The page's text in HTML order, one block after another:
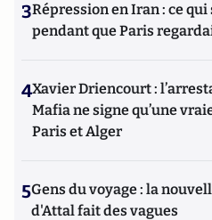
3Répression en Iran : ce
pendant que Paris
4Xavier Driencourt :
Mafia ne signe qu’une
Paris et Alger
5Gens du voyage : la
d'Attal fait des vagues